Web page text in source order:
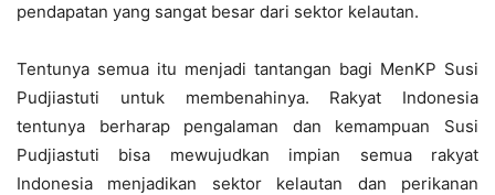
pendapatan yang sangat besar dari sektor kelautan.
Tentunya semua itu menjadi tantangan bagi MenKP Susi
Pudjiastuti untuk membenahinya. Rakyat Indonesia
tentunya berharap pengalaman dan kemampuan Susi
Pudjiastuti bisa mewujudkan impian semua rakyat
Indonesia menjadikan sektor kelautan dan perikanan